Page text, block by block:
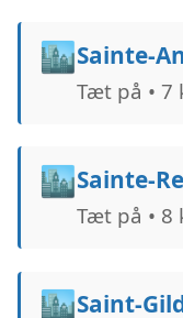
🏙️Sainte-
Tæt på • 7
🏙️Sainte-
Tæt på • 8
🏙️Saint-